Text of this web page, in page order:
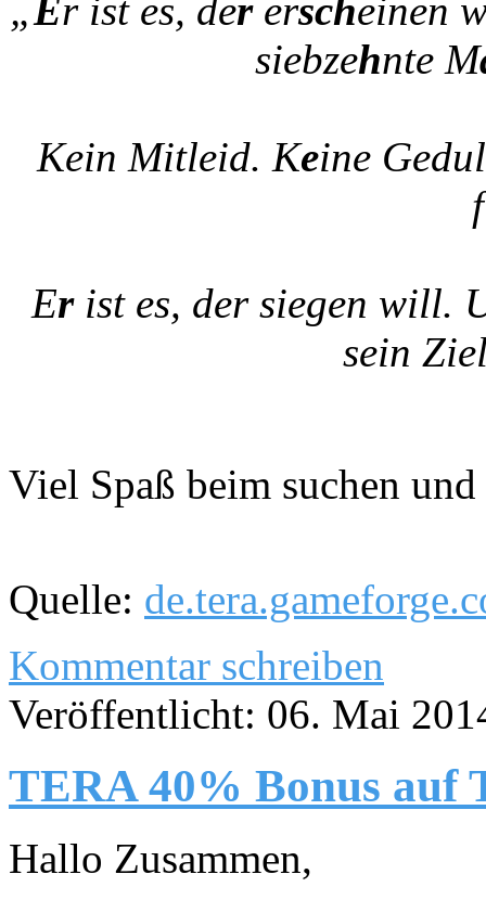
„ Er ist es, dererscheinen
siebzehnte M
Kein Mitleid. Keine
Erist es, der siegen will.
sein
Viel Spaß beim suchen
Quelle:
Kommentar schreiben
Veröffentlicht: 06. Mai
TERA 40% Bonus auf
Hallo Zusammen,